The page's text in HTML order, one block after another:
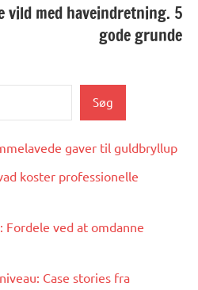
vild med haveindretning. 5
gode grunde
Søg
gaver til guldbryllup
koster professionelle
ved at omdanne
Case stories fra